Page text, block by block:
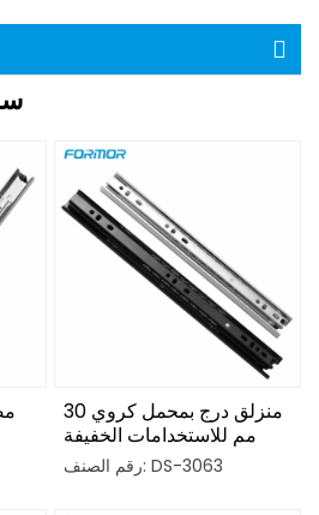
منزلق درج بمحمل كروي 30
مم للاستخدامات الخفيفة
رقم الصنف: DS-3063